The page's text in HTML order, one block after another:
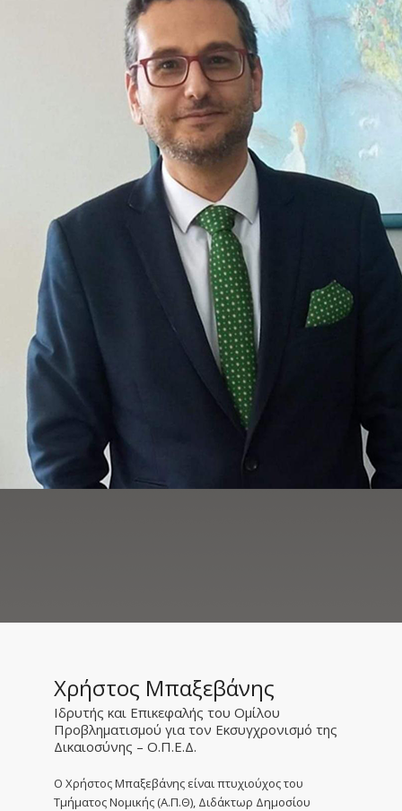
Χρήστος Μπαξεβάνης
Ιδρυτής και Επικεφαλής του Ομίλου
Προβληματισμού για τον Εκσυγχρονισμό της
Δικαιοσύνης – Ο.Π.Ε.Δ.
Ο Χρήστος Μπαξεβάνης είναι πτυχιούχος του
Τμήματος Νομικής (Α.Π.Θ), Διδάκτωρ Δημοσίου